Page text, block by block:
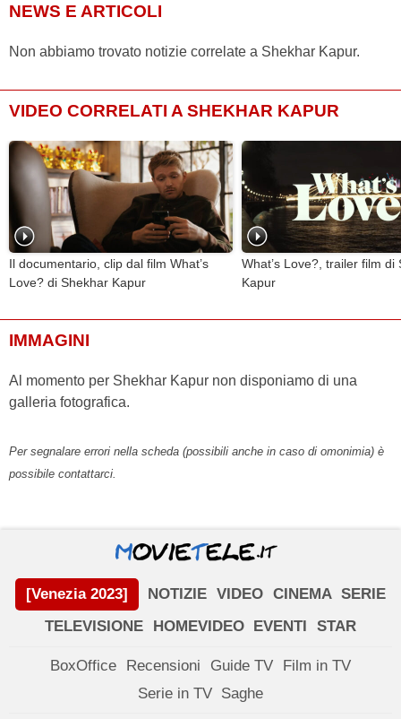
NEWS E ARTICOLI
Non abbiamo trovato notizie correlate a Shekhar Kapur.
VIDEO CORRELATI A SHEKHAR KAPUR
Il documentario, clip dal film What’s
Love? di Shekhar Kapur
What’s Love?, trailer film di
Kapur
IMMAGINI
Al momento per Shekhar Kapur non disponiamo di una
galleria fotografica.
Per segnalare errori nella scheda (possibili anche in caso di omonimia) è
possibile contattarci.
[Venezia 2023] NOTIZIE VIDEO CINEMA SERIE
TELEVISIONE
HOMEVIDEO EVENTI STAR
BoxOffice Recensioni Guide TV
Film in TV
Serie in TV Saghe